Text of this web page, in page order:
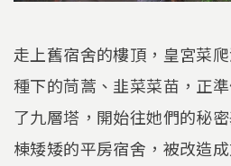
走上舊宿舍的樓頂，皇宮菜
種下的茼蒿、韭菜菜苗，正
了九層塔，開始往她們的秘
棟矮矮的平房宿舍，被改造